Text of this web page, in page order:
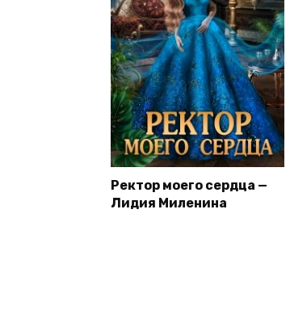
Ректор моего сердца —
Лидия Миленина